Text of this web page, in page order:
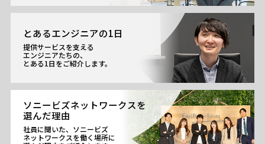
とあるエンジニアの1日
提供サービスを支える
エンジニアたちの、
とある1日をご紹介します。
ソニービズネットワークスを
選んだ理由
社員に聞いた、ソニービズ
ネットワークスを働く場所に